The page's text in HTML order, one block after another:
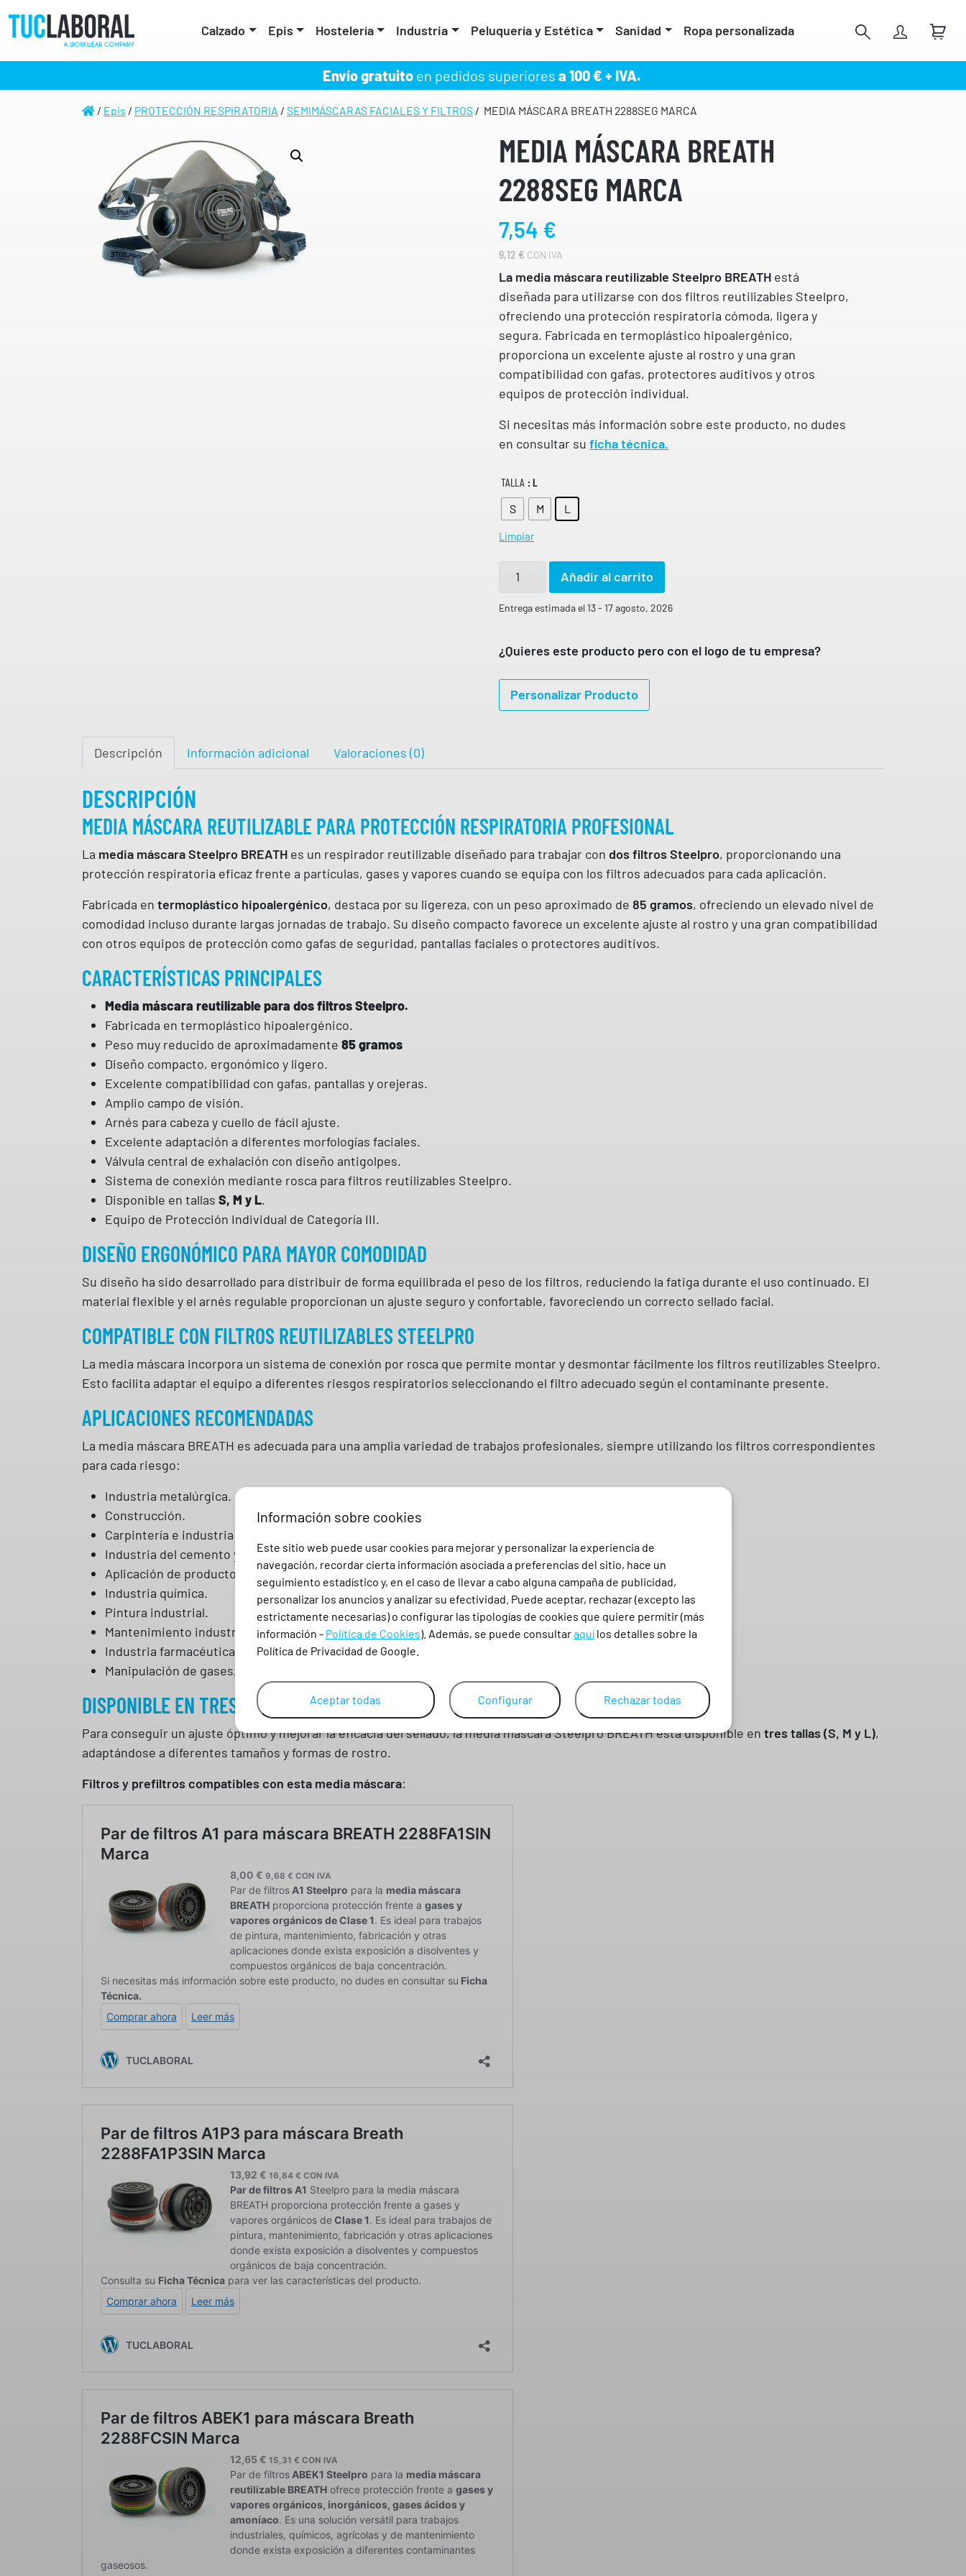
Calzado Epis Hostelería Industria Peluquería y Estética Sanidad Ropa personalizada
Envío gratuito en pedidos superiores a 100 € + IVA.
/ Epis / PROTECCIÓN RESPIRATORIA / SEMIMÁSCARAS FACIALES Y FILTROS / MEDIA MÁSCARA BREATH 2288SEG MARCA
MEDIA MÁSCARA BREATH
2288SEG MARCA
7,54 €
9,12 € CON IVA
La media máscara reutilizable Steelpro BREATH está
diseñada para utilizarse con dos filtros reutilizables Steelpro,
ofreciendo una protección respiratoria cómoda, ligera y
segura. Fabricada en termoplástico hipoalergénico,
proporciona un excelente ajuste al rostro y una gran
compatibilidad con gafas, protectores auditivos y otros
equipos de protección individual.
Si necesitas más información sobre este producto, no dudes
en consultar suficha técnica.
TALLA : L
S
M L
Limpiar
D
A
Á
S
R
A
T
H
2
2
n
d
Añadir al carrito
Entrega estimada el 13 - 17 agosto, 2026
¿Quieres este producto pero con el logo de tu empresa?
Personalizar Producto
Descripción Información adicional Valoraciones (0)
DESCRIPCIÓN
MEDIA MÁSCARA REUTILIZABLE PARA PROTECCIÓN RESPIRATORIA PROFESIONAL
La media máscara Steelpro BREATH es un respirador reutilizable diseñado para trabajar con dos filtros Steelpro, proporcionando una
protección respiratoria eficaz frente a partículas, gases y vapores cuando se equipa con los filtros adecuados para cada aplicación.
Fabricada en termoplástico hipoalergénico, destaca por su ligereza, con un peso aproximado de 85 gramos, ofreciendo un elevado nivel de
comodidad incluso durante largas jornadas de trabajo. Su diseño compacto favorece un excelente ajuste al rostro y una gran compatibilidad
con otros equipos de protección como gafas de seguridad, pantallas faciales o protectores auditivos.
CARACTERÍSTICAS PRINCIPALES
Media máscara reutilizable para dos filtros Steelpro.
Fabricada en termoplástico hipoalergénico.
Peso muy reducido de aproximadamente 85 gramos
Diseño compacto, ergonómico y ligero.
Excelente compatibilidad con gafas, pantallas y orejeras.
Amplio campo de visión.
Arnés para cabeza y cuello de fácil ajuste.
Excelente adaptación a diferentes morfologías faciales.
Válvula central de exhalación con diseño antigolpes.
Sistema de conexión mediante rosca para filtros reutilizables Steelpro.
Disponible en tallas S, M y L.
Equipo de Protección Individual de Categoría III.
DISEÑO ERGONÓMICO PARA MAYOR COMODIDAD
Su diseño ha sido desarrollado para distribuir de forma equilibrada el peso de los filtros, reduciendo la fatiga durante el uso continuado. El
material flexible y el arnés regulable proporcionan un ajuste seguro y confortable, favoreciendo un correcto sellado facial.
COMPATIBLE CON FILTROS REUTILIZABLES STEELPRO
La media máscara incorpora un sistema de conexión por rosca que permite montar y desmontar fácilmente los filtros reutilizables Steelpro.
Esto facilita adaptar el equipo a diferentes riesgos respiratorios seleccionando el filtro adecuado según el contaminante presente.
APLICACIONES RECOMENDADAS
La media máscara BREATH es adecuada para una amplia variedad de trabajos profesionales, siempre utilizando los filtros correspondientes
para cada riesgo:
Industria metalúrgica.
Construcción.
Carpintería e industria de la madera.
Industria del cemento y piedra.
Aplicación de productos fitosanitarios.
Industria química.
Pintura industrial.
Mantenimiento industrial.
Industria farmacéutica.
Manipulación de gases, vapores y partículas.
DISPONIBLE EN TRES TALLAS
Para conseguir un ajuste óptimo y mejorar la eficacia del sellado, la media máscara Steelpro BREATH está disponible en tres tallas (S, M y L),
adaptándose a diferentes tamaños y formas de rostro.
Filtros y prefiltros compatibles con esta media máscara:
Información sobre cookies
Este sitio web puede usar cookies para mejorar y personalizar la experiencia de
navegación, recordar cierta información asociada a preferencias del sitio, hace un
seguimiento estadístico y, en el caso de llevar a cabo alguna campaña de publicidad,
personalizar los anuncios y analizar su efectividad. Puede aceptar, rechazar (excepto las
estrictamente necesarias) o configurar las tipologías de cookies que quiere permitir (más
información - Política de Cookies). Además, se puede consultaraquílos detalles sobre la
Política de Privacidad de Google.
Aceptar todas Configurar Rechazar todas